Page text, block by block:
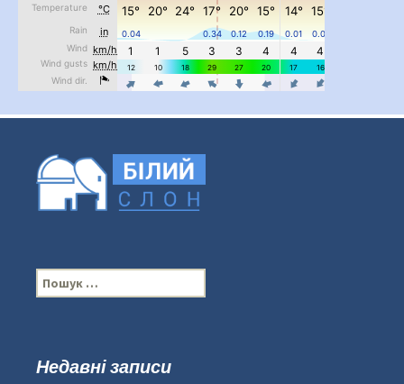
pimrec_project
#PipIvanToday
П
о
:Недавні записи